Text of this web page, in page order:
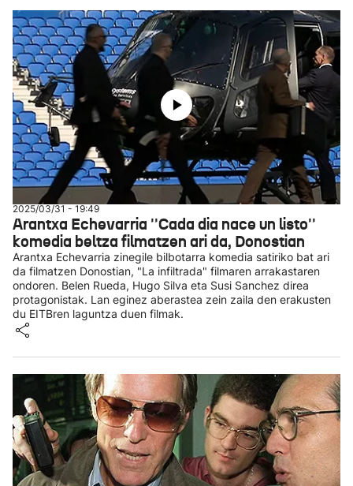
2025/03/31 - 19:49
Arantxa Echevarria ''Cada dia nace un listo''
komedia beltza filmatzen ari da, Donostian
Arantxa Echevarria zinegile bilbotarra komedia satiriko bat ari
da filmatzen Donostian, "La infiltrada" filmaren arrakastaren
ondoren. Belen Rueda, Hugo Silva eta Susi Sanchez direa
protagonistak. Lan eginez aberastea zein zaila den erakusten
du EITBren laguntza duen filmak.